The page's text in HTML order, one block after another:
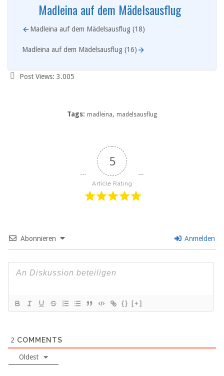
Madleina auf dem Mädelsausflug
Madleina auf dem Mädelsausflug (18)
Madleina auf dem Mädelsausflug (16)
Post Views: 3.005
Tags: madleina, madelsausflug
5
Article Rating
Abonnieren Anmelden
{} [+]
2 COMMENTS
Oldest